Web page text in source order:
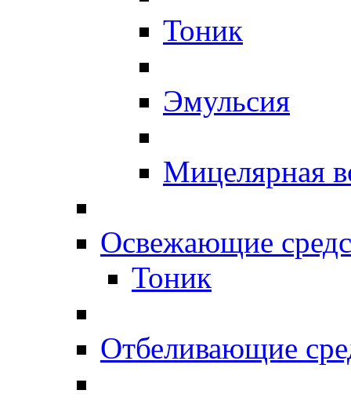
Тоник
Эмульсия
Мицелярная
Освежающие
Тоник
Отбеливающие